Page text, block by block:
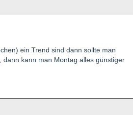
ein Trend sind dann sollte man
dann kann man Montag alles günstiger